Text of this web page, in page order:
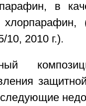
в
2010 г.).